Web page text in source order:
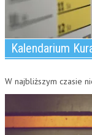
Kalendarium
W najbliższym czasie